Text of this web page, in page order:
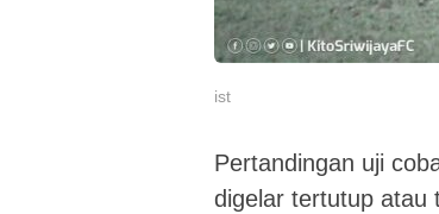
ist
Pertandingan uji
digelar tertutup atau